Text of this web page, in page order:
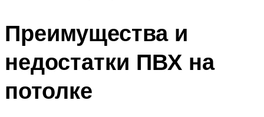
Преимущества и
недостатки ПВХ на
потолке